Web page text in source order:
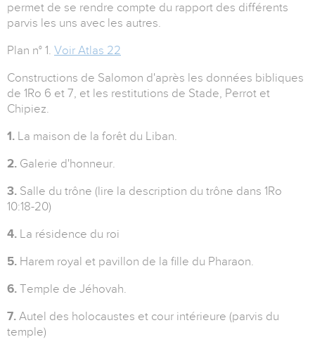
permet de se rendre compte du rapport des différents
parvis les uns avec les autres.
Plan n° 1. Voir Atlas 22
Constructions de Salomon d'après les données bibliques
de 1Ro 6 et 7, et les restitutions de Stade, Perrot et
Chipiez.
1. La maison de la forêt du Liban.
2. Galerie d'honneur.
3. Salle du trône (lire la description du trône dans 1Ro
10:18-20)
4. La résidence du roi
5. Harem royal et pavillon de la fille du Pharaon.
6. Temple de Jéhovah.
7. Autel des holocaustes et cour intérieure (parvis du
temple)